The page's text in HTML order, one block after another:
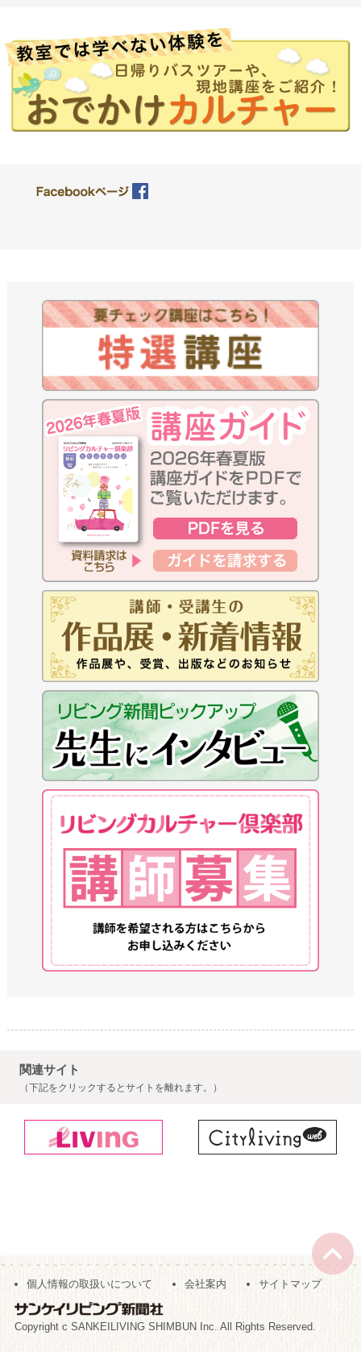
関連サイト
（下記をクリックするとサイトを離れます。）
個人情報の取扱いについて 会社案内 サイトマップ
Copyright c SANKEILIVING SHIMBUN Inc. All Rights Reserved.